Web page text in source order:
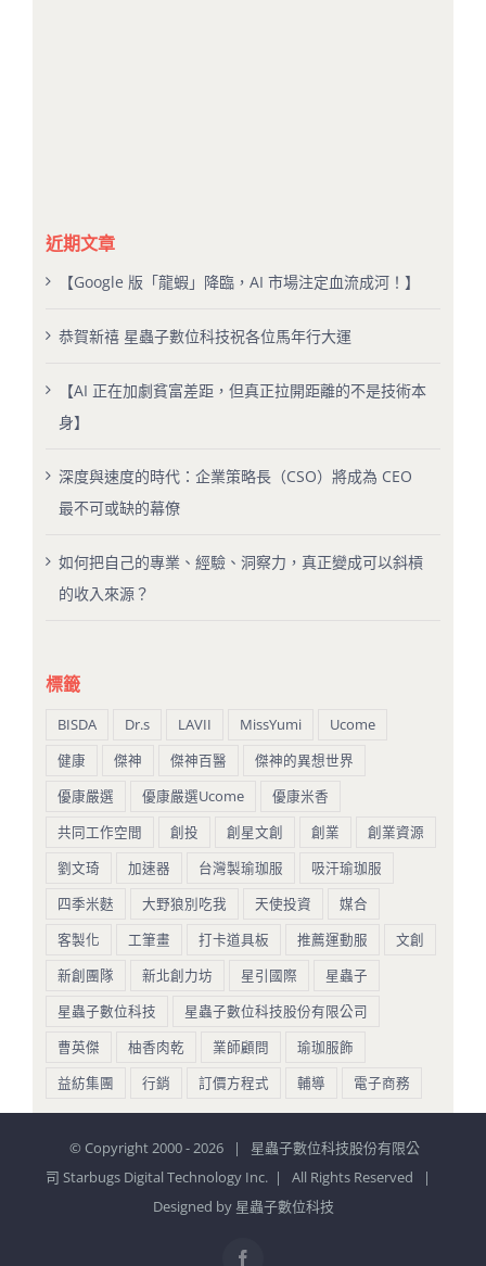
近期文章
【Google 版「龍蝦」降臨，AI 市場注定血流成河！】
恭賀新禧 星蟲子數位科技祝各位馬年行大運
【AI 正在加劇貧富差距，但真正拉開距離的不是技術本
身】
深度與速度的時代：企業策略長（CSO）將成為 CEO
最不可或缺的幕僚
如何把自己的專業、經驗、洞察力，真正變成可以斜槓
的收入來源？
標籤
BISDA Dr.s LAVII MissYumi
Ucome
健康
傑神 傑神百醫
傑神的異想世界
優康嚴選
優康嚴選Ucome
優康米香
共同工作空間
創投 創星文創 創業
創業資源
劉文琦
加速器 台灣製瑜珈服
吸汗瑜珈服
四季米麩
大野狼別吃我 天使投資
媒合
客製化
工筆畫 打卡道具板 推薦運動服
文創
新創團隊
新北創力坊 星引國際
星蟲子
星蟲子數位科技
星蟲子數位科技股份有限公司
曹英傑
柚香肉乾 業師顧問
瑜珈服飾
益紡集團
行銷 訂價方程式 輔導 電子商務
© Copyright 2000 -2026 | 星蟲子數位科技股份有限公
司 Starbugs Digital Technology Inc. | All Rights Reserved |
Designed by 星蟲子數位科技